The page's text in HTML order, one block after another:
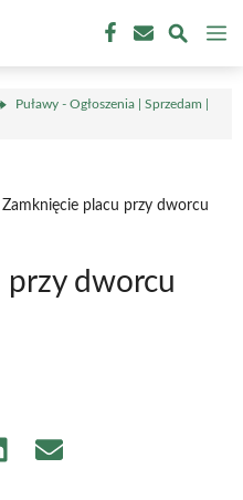
Puławy - Ogłoszenia | Sprzedam |
Zamknięcie placu przy dworcu
przy dworcu
Share